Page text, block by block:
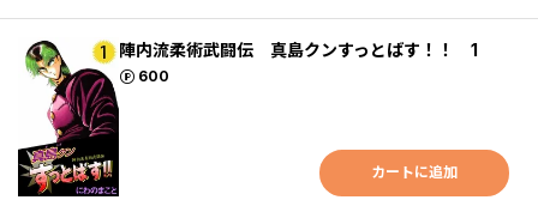
陣内流柔術武闘伝 真島クンすっとばす！！ 1
600
ポイント
カートに追加